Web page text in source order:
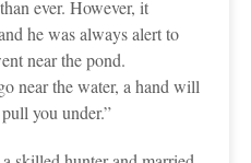
ever. However, it
he was always alert to
near the pond.
near the water, a hand will
you under.”